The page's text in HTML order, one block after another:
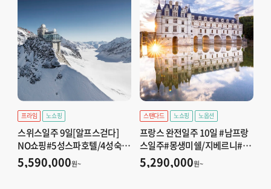
프라임 노쇼핑
스위스일주 9일[알프스걷다]
NO쇼핑#5성스파호텔/4성숙박
# 알프스3봉+인터라켄2DAY(융
프라우,피러스트,하더쿨룸 전망
5,590,000원~
스탠다드 노쇼핑 노옵션
프랑스 완전일주 10일 #남프랑
스일주#몽생미쉘/지베르니#루
아르고성#와이너리#10大하이
라이트/아울렛#월드체인4성
5,290,000원~